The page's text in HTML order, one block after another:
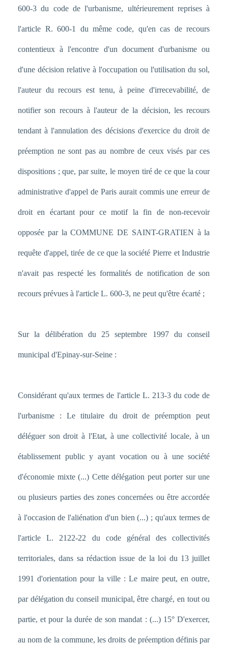
600-3 du code de l'urbanisme, ultérieurement reprises à
l'article R. 600-1 du même code, qu'en cas de recours
contentieux à l'encontre d'un document d'urbanisme ou
d'une décision relative à l'occupation ou l'utilisation du sol,
l'auteur du recours est tenu, à peine d'irrecevabilité, de
notifier son recours à l'auteur de la décision, les recours
tendant à l'annulation des décisions d'exercice du droit de
préemption ne sont pas au nombre de ceux visés par ces
dispositions ; que, par suite, le moyen tiré de ce que la cour
administrative d'appel de Paris aurait commis une erreur de
droit en écartant pour ce motif la fin de non-recevoir
opposée par la COMMUNE DE SAINT-GRATIEN à la
requête d'appel, tirée de ce que la société Pierre et Industrie
n'avait pas respecté les formalités de notification de son
recours prévues à l'article L. 600-3, ne peut qu'être écarté ;
Sur la délibération du 25 septembre 1997 du conseil
municipal d'Epinay-sur-Seine :
Considérant qu'aux termes de l'article L. 213-3 du code de
l'urbanisme : Le titulaire du droit de préemption peut
déléguer son droit à l'Etat, à une collectivité locale, à un
établissement public y ayant vocation ou à une société
d'économie mixte (...) Cette délégation peut porter sur une
ou plusieurs parties des zones concernées ou être accordée
à l'occasion de l'aliénation d'un bien (...) ; qu'aux termes de
l'article L. 2122-22 du code général des collectivités
territoriales, dans sa rédaction issue de la loi du 13 juillet
1991 d'orientation pour la ville : Le maire peut, en outre,
par délégation du conseil municipal, être chargé, en tout ou
partie, et pour la durée de son mandat : (...) 15° D'exercer,
au nom de la commune, les droits de préemption définis par